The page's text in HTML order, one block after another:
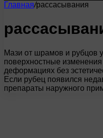
Главная/рассасывания
Мази от шрамов и рубцов
поверхностные
деформациях без
Если рубец появился
препараты наружного